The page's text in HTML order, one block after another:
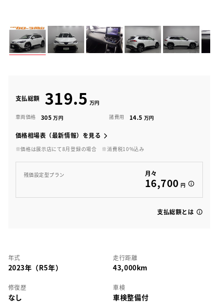
支払総額 319.5
車両価格 305 諸費用 14.5
価格相場表（最新情報）を見る
※価格は展示店にて8月登録の場合 ※消費税10%込み
残価設定型プラン 月々
16,700 円
支払総額とは
年式
2023年（R5年）
走行距離
43,000km
修復歴
なし
車検
車検整備付